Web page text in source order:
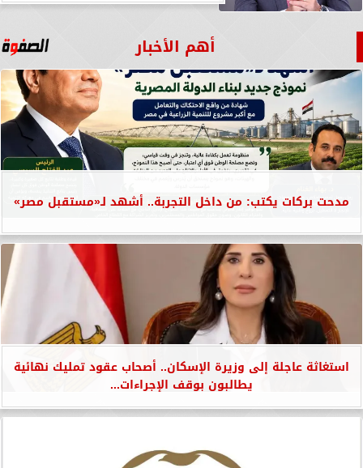
أهم الأخبار
مدحت بركات يكتب: من داخل التجربة.. أشهد لـ«مستقبل مصر»
استغاثة عاجلة إلى وزيرة الإسكان.. أصحاب عقود تمليك نهائية
يطالبون بوقف الإجراءات...